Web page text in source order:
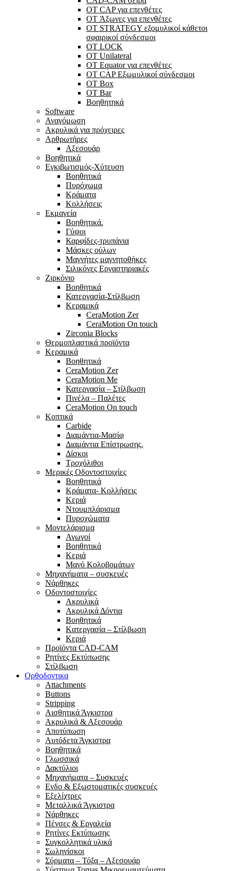
ΟΤ CAP για επενθέτες
OT Άξωνες για επενθέτες
OT STRATEGY εξομυλικοί κάθετοι
σφαιρικοί σύνδεσμοι
OT LOCK
OT Unilateral
OT Equator για επενθέτες
OT CAP Εξωμυλικοί σύνδεσμοι
OT Box
OT Bar
Bοηθητηκά
Software
Αναγόμωση
Ακρυλικά για πρόχειρες
Αρθρωτήρες
Αξεσουάρ
Βοηθητικά
Εγκιβωτισμός-Xύτευση
Βοηθητικά
Πυρόχωμα
Κράματα
Κολλήσεις
Εκμαγεία
Βοηθητικά.
Γύψοι
Καρφίδες-τρυπάνια
Μάσκες ούλων
Μαγνήτες μαγνητοθήκες
Σιλικόνες Εργαστηριακές
Ζιρκόνιο
Βοηθητικά
Κατεργασία-Στίλβωση
Κεραμικά
CeraMotion Zer
CeraMotion On touch
Zirconia Blocks
Θερμοπλαστικά προϊόντα
Κεραμικά
Βοηθητικά
CeraMotion Zer
CeraMotion Me
Κατεργασία – Στίλβωση
Πινέλα – Παλέτες
CeraMotion On touch
Κοπτικά
Carbide
Διαμάντια-Μασίφ
Διαμάντια Επίστρωσης.
Δίσκοι
Τροχόλιθοι
Μερικές Οδοντοστοιχίες
Bοηθητικά
Κράματα- Κολλήσεις
Κεριά
Ντουμπλάρισμα
Πυροχώματα
Μοντελάρισμα
Αγωγοί
Βoηθητικά
Κεριά
Μανό Κολοβομάτων
Μηχανήματα – συσκευές
Νάρθηκες
Οδοντοστοιχίες
Aκρυλικά
Ακρυλικά Δόντια
Βoηθητικά
Kατεργασία – Στίλβωση
Κεριά
Προϊόντα CAD-CAM
Ρητίνες Εκτύπωσης
Στίλβωση
Ορθοδοντικα
Attachments
Buttons
Stripping
Αισθητικά Άγκιστρα
Ακρυλικά & Αξεσουάρ
Αποτύπωση
Αυτόδετα Άγκιστρα
Βοηθητικά
Γλωσσικά
Δακτύλιοι
Μηχανήματα – Συσκευές
Ενδο & Εξωστοματικές συσκευές
Εξελίχτρες
Μεταλλικά Άγκιστρα
Νάρθηκες
Πένσες & Εργαλεία
Ρητίνες Εκτύπωσης
Συγκολλητικά υλικά
Σωληνίσκοι
Σύρματα – Τόξα – Αξεσουάρ